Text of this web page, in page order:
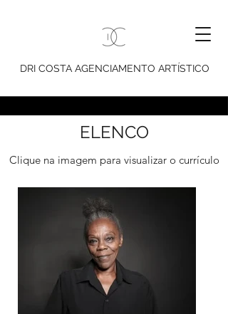
DRI COSTA AGENCIAMENTO ARTÍSTICO
ELENCO
Clique na imagem para visualizar o currículo